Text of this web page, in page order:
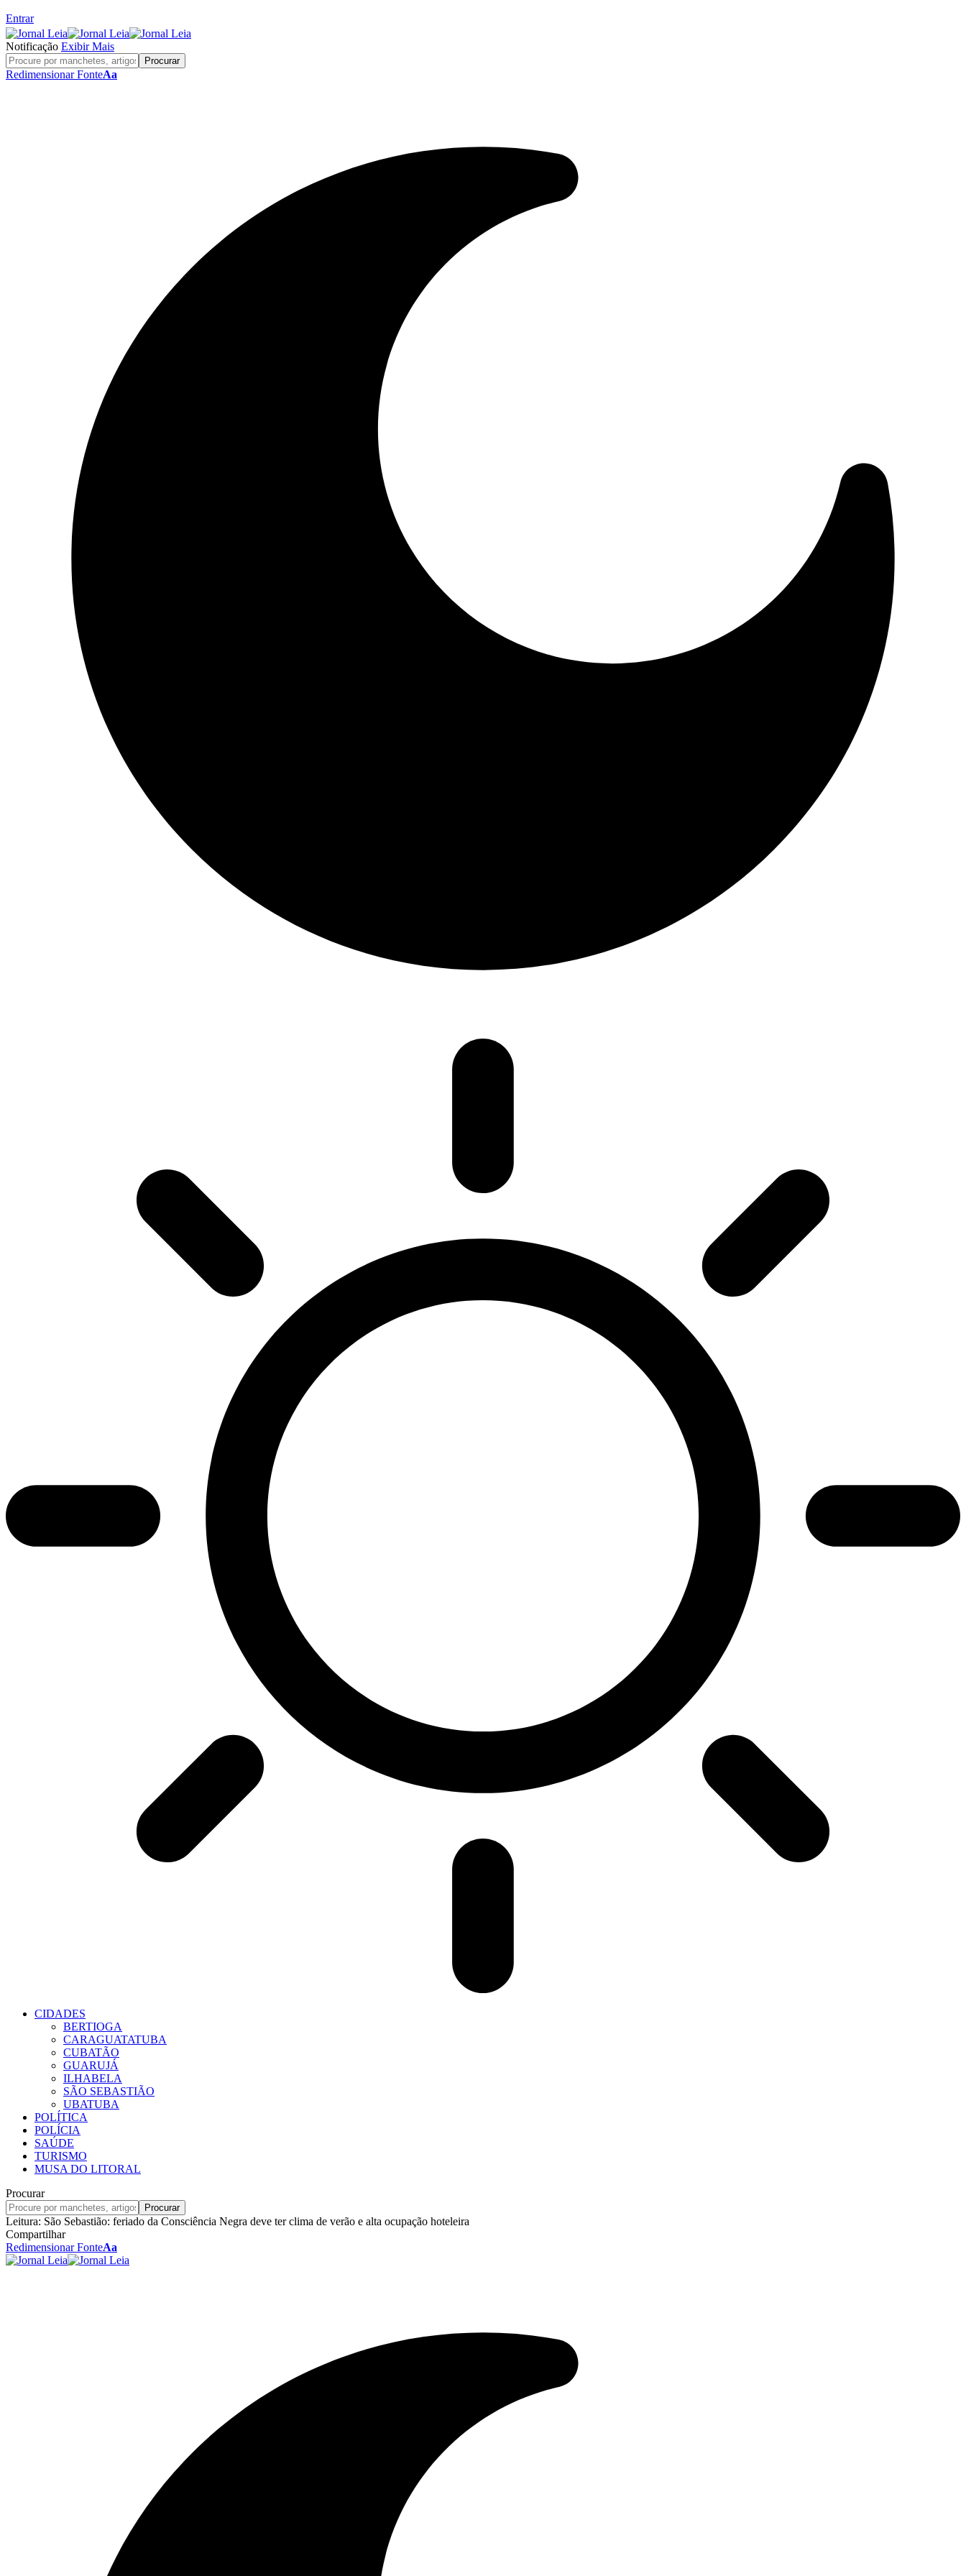
Entrar
Notificação Exibir Mais
Redimensionar FonteAa
CIDADES
BERTIOGA
CARAGUATATUBA
CUBATÃO
GUARUJÁ
ILHABELA
SÃO SEBASTIÃO
UBATUBA
POLÍTICA
POLÍCIA
SAÚDE
TURISMO
MUSA DO LITORAL
Procurar
Leitura: São Sebastião: feriado da Consciência Negra deve ter clima de verão e alta ocupação hoteleira
Compartilhar
Redimensionar FonteAa